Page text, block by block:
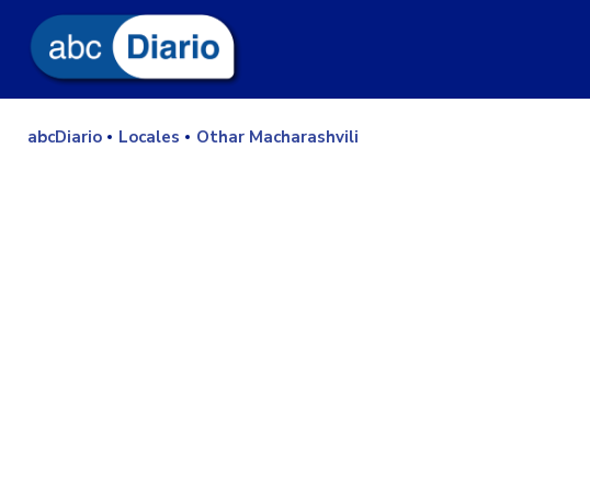
abcDiario Locales Othar Macharashvili